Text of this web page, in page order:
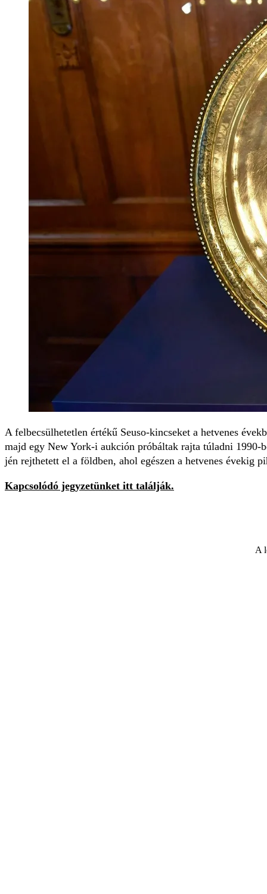
A felbecsülhetetlen értékű Seuso-kincseket a hetvenes
majd egy New York-i aukci­ón próbáltak rajta túlad­ni 1990-
jén rejthetett el a földben, ahol egészen a hetvenes évekig
Kapcsolódó jegyzetünket itt találják.
A